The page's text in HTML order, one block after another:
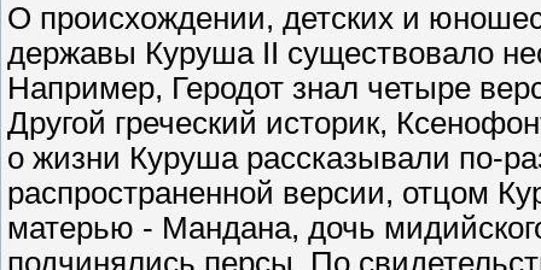
О происхождении, детских и
державы Куруша II существовало
Например, Геродот знал четыре
Другой греческий историк,
о жизни Куруша рассказывали по-
распространенной версии, отцом
матерью - Мандана, дочь
подчинялись персы. По